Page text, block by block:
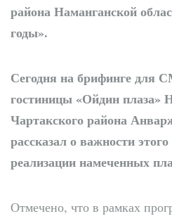
района Наманганской
годы».
Сегодня на брифинге для
гостиницы «Ойдин плаза»
Чартакского района
рассказал о важности
реализации намеченных
Отмечено, что в рамках